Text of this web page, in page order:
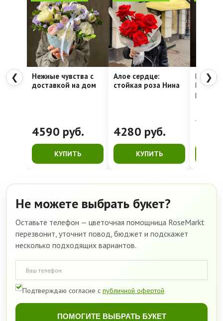
❮
Нежные чувства с
доставкой на дом
4590 руб.
КУПИТЬ
Алое сердце:
стойкая роза Нина
4280 руб.
КУПИТЬ
Недели
4762
❯
Не можете выбрать букет?
Оставьте телефон — цветочная помощница RoseMarkt
перезвонит, уточнит повод, бюджет и подскажет
несколько подходящих вариантов.
Подтверждаю согласие с публичной офертой
ПОМОГИТЕ ВЫБРАТЬ БУКЕТ